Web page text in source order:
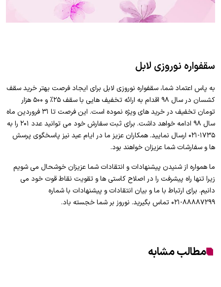
سقفواره نوروزی لابل
به پاس اعتماد شما، سقفواره نوروزی لابل برای ایجاد فرصت بهتر خرید سقف
کشسان در سال ۹۸ اقدام به ارائه تخفیف هایی با سقف ۲۵% و ۵۰۰ هزار
تومان تخفیف در خرید های ویژه نموده است. این فرصت تا ۳۱ فروردین ماه
سال ۹۸ ادامه خواهد داشت. برای ثبت سفارش خود می توانید عدد ۲۰۱ را به
۱۷۳۵-۰۲۱ ارسال نمایید. همکاران عزیز ما در ایام عید نیز پاسخگوی پرسش
ها و سفارشات شما عزیزان خواهند بود.
ما همواره از شنیدن پیشنهادات و انتقادات شما عزیزان خوشحال می شویم
زیرا تنها راه پیشرفت را در اصلاح کاستی ها و تقویت نقاط قوت خود می
دانیم. برای ارتباط با ما و بیان انتقادات و پیشنهادات با شماره
۸۸۸۸۷۲۹۹-۰۲۱ تماس بگیرید. نوروز بر شما خجسته باد.
مطالب مشابه